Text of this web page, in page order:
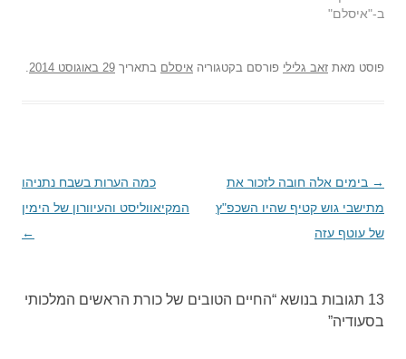
ב-"איסלם"
פוסט מאת זאב גלילי פורסם בקטגוריה איסלם בתאריך 29 באוגוסט 2014
ניווט
בפוסטים
→ בימים אלה חובה לזכור את
מתישבי גוש קטיף שהיו השכפ"ץ
של עוטף עזה
כמה הערות בשבח נתניהו
המקיאווליסט והעיוורון של הימין
←
13 תגובות בנושא “
החיים הטובים של כורת הראשים המלכותי
בסעודיה”